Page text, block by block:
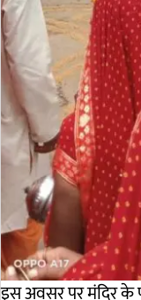
इस अवसर पर मंदिर के